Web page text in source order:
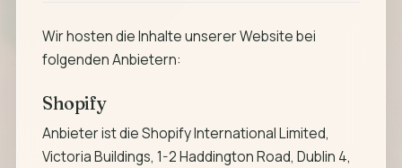
Wir hosten die Inhalte unserer Website bei
folgenden Anbietern:
Shopify
Anbieter ist die Shopify International Limited,
Victoria Buildings, 1-2 Haddington Road, Dublin 4,